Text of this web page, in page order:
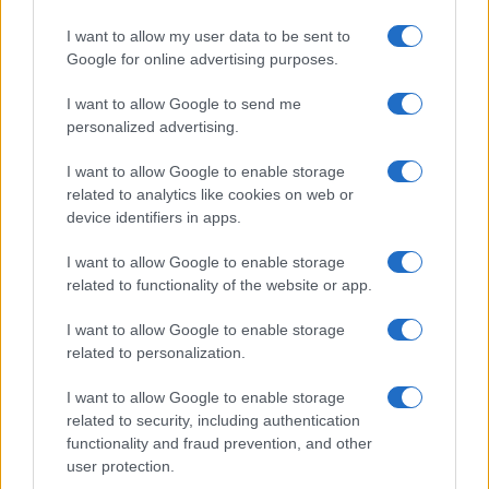
I want to allow my user data to be sent to
Google for online advertising purposes.
I want to allow Google to send me
personalized advertising.
I want to allow Google to enable storage
related to analytics like cookies on web or
device identifiers in apps.
I want to allow Google to enable storage
related to functionality of the website or app.
I want to allow Google to enable storage
related to personalization.
I want to allow Google to enable storage
related to security, including authentication
functionality and fraud prevention, and other
user protection.
inseguire, da multare, da umiliare con la scusa
della sicurezza. Bella Ciao contro chi non capisce
come mai l’Ordine dei giornalisti, Bella Ciao Ciao
Ciao, si preoccupi di zittire non solo Feltri ma pure
che vogliono internare la figlia diSalvini, i
televignettari delle bare scaricate nel burrone da
contro la Lombardia, che si augurano la morte di
capi di stato e di governo avversi, che paragonano
l’opposizione al coronavirus, che vogliono “Gallera
in galera” e “Bertoleso che occupa un letto”, si
vola alto, e via dicendo. Bella Ciao per questo
sgangherato ma meticoloso esperimento sociale
di stampo davvero comunista che ci avvolge da
due mesi.